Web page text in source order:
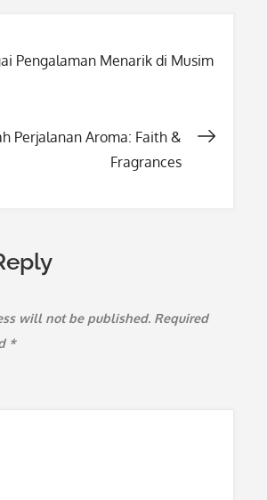
Pengalaman Menarik di Musim
Perjalanan Aroma: Faith &
Fragrances
will not be published. Required
*